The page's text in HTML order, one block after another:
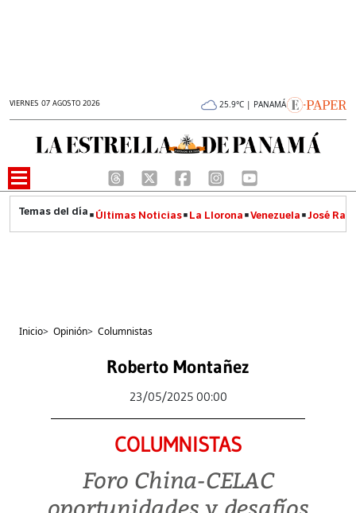
VIERNES 07 AGOSTO 2026 25.9°C | PANAMÁ
Últimas Noticias La Llorona Venezuela José
Inicio> Opinión> Columnistas
Roberto Montañez
23/05/2025 00:00
COLUMNISTAS
Foro China-CELAC